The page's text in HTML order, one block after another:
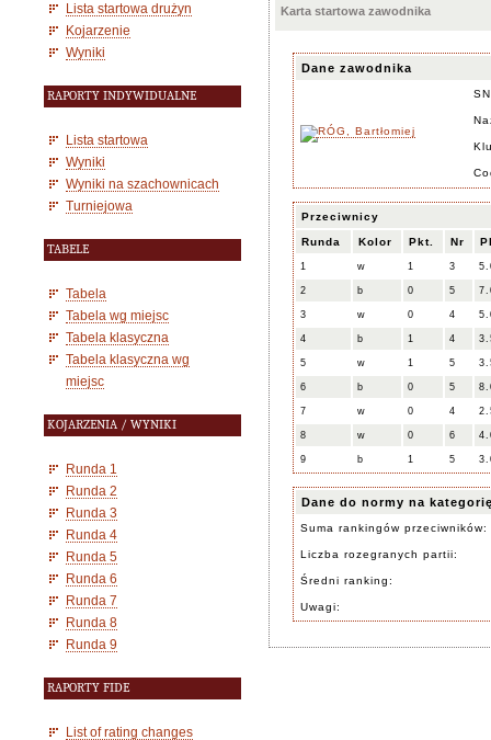
Lista startowa drużyn
Kojarzenie
Wyniki
RAPORTY INDYWIDUALNE
Lista startowa
Wyniki
Wyniki na szachownicach
Turniejowa
TABELE
Tabela
Tabela wg miejsc
Tabela klasyczna
Tabela klasyczna wg
miejsc
KOJARZENIA / WYNIKI
Runda 1
Runda 2
Runda 3
Runda 4
Runda 5
Runda 6
Runda 7
Runda 8
Runda 9
RAPORTY FIDE
List of rating changes
Karta startowa zawodnika
Dane zawodnika
Przeciwnicy
Runda Kolor Pkt. Nr
1 w 1 3
2 b 0 5
3 w 0 4
4 b 1 4
5 w 1 5
6 b 0 5
7 w 0 4
8 w 0 6
9 b 1 5
Dane do normy na
Suma rankingów przeciwników:
Liczba rozegranych partii:
Średni ranking:
Uwagi: